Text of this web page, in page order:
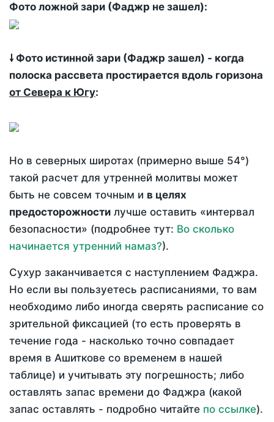
Фото ложной зари (Фаджр не зашел):
🠗 Фото истинной зари (Фаджр зашел) - когда
полоска рассвета простирается вдоль горизона
от Севера к Югу:
Но в северных широтах (примерно выше 54°)
такой расчет для утренней молитвы может
быть не совсем точным и в целях
предосторожности лучше оставить «интервал
безопасности» (подробнее тут: Во сколько
начинается утренний намаз?).
Сухур заканчивается с наступлением Фаджра.
Но если вы пользуетесь расписаниями, то вам
необходимо либо иногда сверять расписание со
зрительной фиксацией (то есть проверять в
течение года - насколько точно совпадает
время в Ашиткове со временем в нашей
таблице) и учитывать эту погрешность; либо
оставлять запас времени до Фаджра (какой
запас оставлять - подробно читайте по ссылке).